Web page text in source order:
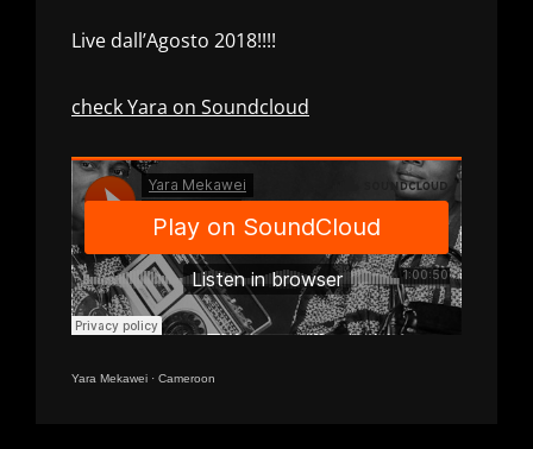
Live dall’Agosto 2018!!!!
check Yara on Soundcloud
Yara Mekawei · Cameroon